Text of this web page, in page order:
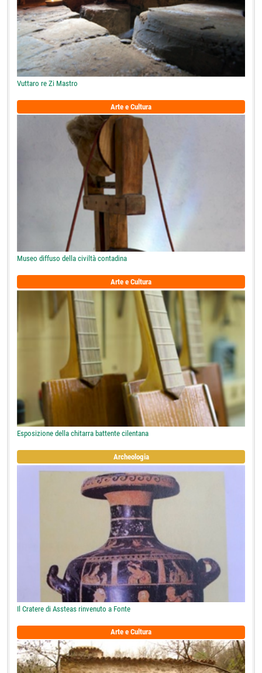
Vuttaro re Zi Mastro
Arte e Cultura
Museo diffuso della civiltà contadina
Arte e Cultura
Esposizione della chitarra battente cilentana
Archeologia
Il Cratere di Assteas rinvenuto a Fonte
Arte e Cultura